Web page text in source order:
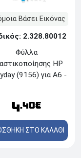
Βάσει Εικόνας
2.328.80012
Φύλλα
HP
(9156) για A6 -
4.40€
ΣΤΟ ΚΑΛΑΘΙ